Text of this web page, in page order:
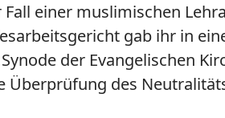
einer muslimischen
gab ihr in
der Evangelischen
des